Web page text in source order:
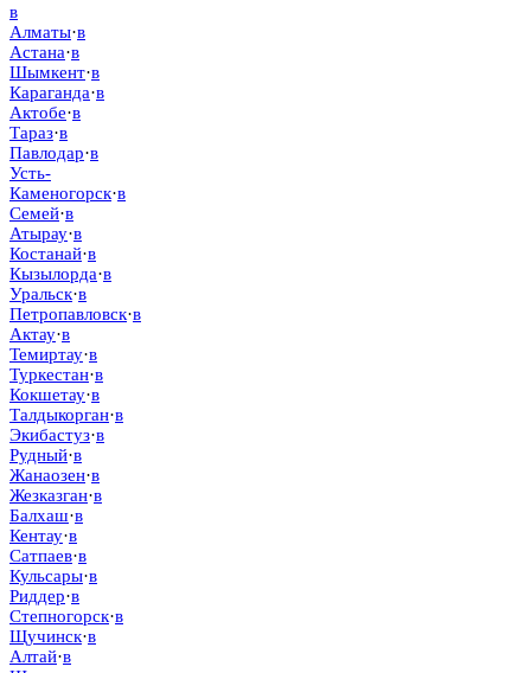
в
Алматы·в
Астана·в
Шымкент·в
Караганда·в
Актобе·в
Тараз·в
Павлодар·в
Усть-
Каменогорск·в
Семей·в
Атырау·в
Костанай·в
Кызылорда·в
Уральск·в
Петропавловск·в
Актау·в
Темиртау·в
Туркестан·в
Кокшетау·в
Талдыкорган·в
Экибастуз·в
Рудный·в
Жанаозен·в
Жезказган·в
Балхаш·в
Кентау·в
Сатпаев·в
Кульсары·в
Риддер·в
Степногорск·в
Щучинск·в
Алтай·в